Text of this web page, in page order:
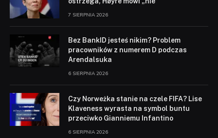
7 SIERPNIA 2026
Bez BankID jesteś nikim? Problem
pracowników z numerem D podczas
Arendalsuka
6 SIERPNIA 2026
Czy Norweżka stanie na czele FIFA? Lise
Klaveness wyrasta na symbol buntu
przeciwko Gianniemu Infantino
6 SIERPNIA 2026